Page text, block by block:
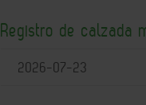
Registro de calzada
2026-07-23